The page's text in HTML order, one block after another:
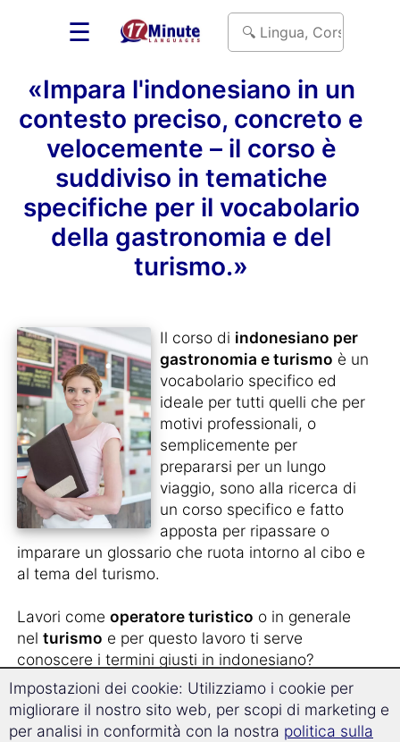
☰
«Impara l'indonesiano in un
contesto preciso, concreto e
velocemente – il corso è
suddiviso in tematiche
specifiche per il vocabolario
della gastronomia e del
turismo.»
Il corso di indonesiano per
gastronomia e turismo è un
vocabolario specifico ed
ideale per tutti quelli che per
motivi professionali, o
semplicemente per
prepararsi per un lungo
viaggio, sono alla ricerca di
un corso specifico e fatto
apposta per ripassare o
imparare un glossario che ruota intorno al cibo e
al tema del turismo.
Lavori come operatore turistico o in generale
nel turismo e per questo lavoro ti serve
conoscere i termini giusti in indonesiano?
Stai pianificando un lungo soggiorno all'estero
perlavorare in un ristorante ?
Impostazioni dei cookie: Utilizziamo i cookie per
migliorare il nostro sito web, per scopi di marketing e
per analisi in conformità con la nostra politica sulla